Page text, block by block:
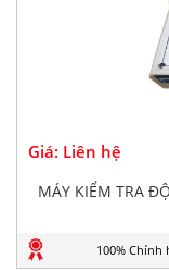
Giá: Liên hệ
MÁY KIỂM TRA
100% Chính